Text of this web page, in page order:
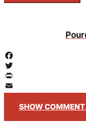
Facebook
Twitter
PrintFriendly
Email
SHOW